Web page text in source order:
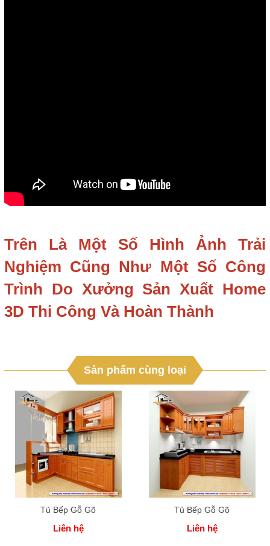
Trên Là Một Số Hình Ảnh Trải
Nghiệm Cũng Như Một Số Công
Trình Do Xưởng Sản Xuất Home
3D Thi Công Và Hoàn Thành
Sản phẩm cùng loại
Tủ Bếp Gỗ Gõ
Liên hệ
Tủ Bếp Gỗ Gõ
Liên hệ